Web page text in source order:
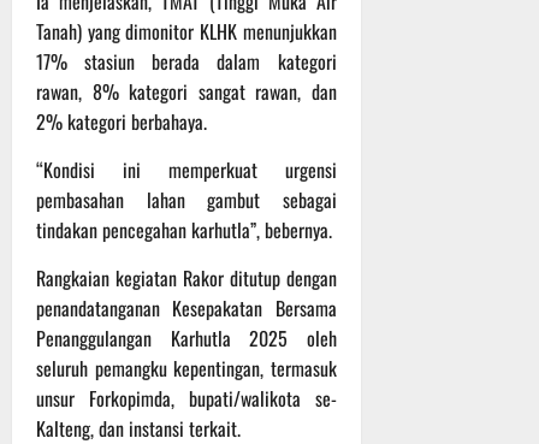
Tanah) yang dimonitor KLHK menunjukkan
17% stasiun berada dalam kategori
rawan, 8% kategori sangat rawan, dan
2% kategori berbahaya.
“Kondisi ini memperkuat urgensi
pembasahan lahan gambut sebagai
tindakan pencegahan karhutla”, bebernya.
Rangkaian kegiatan Rakor ditutup dengan
penandatanganan Kesepakatan Bersama
Penanggulangan Karhutla 2025 oleh
seluruh pemangku kepentingan, termasuk
unsur Forkopimda, bupati/walikota se-
Kalteng, dan instansi terkait.